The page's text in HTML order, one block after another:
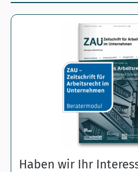
Haben wir Ihr